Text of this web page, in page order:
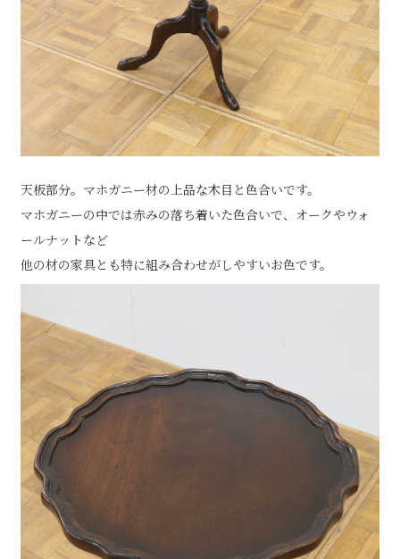
天板部分。マホガニー材の上品な木目と色合いです。
マホガニーの中では赤みの落ち着いた色合いで、オークやウォ
ールナットなど
他の材の家具とも特に組み合わせがしやすいお色です。